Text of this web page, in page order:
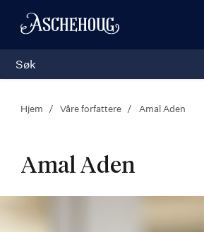
Hjem Våre forfattere Amal Aden
Amal Aden